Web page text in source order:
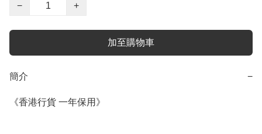
−
+
加至購物車
簡介 −
《香港行貨 一年保用》